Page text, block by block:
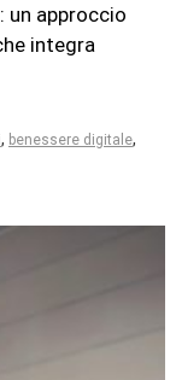
un approccio
integra
, benessere digitale,